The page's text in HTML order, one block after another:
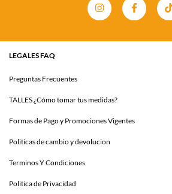
LEGALES FAQ
Preguntas Frecuentes
TALLES ¿Cómo tomar tus medidas?
Formas de Pago y Promociones Vigentes
Politicas de cambio y devolucion
Terminos Y Condiciones
Politica de Privacidad